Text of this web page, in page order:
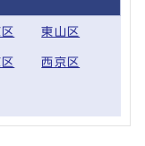
東山区
西京区